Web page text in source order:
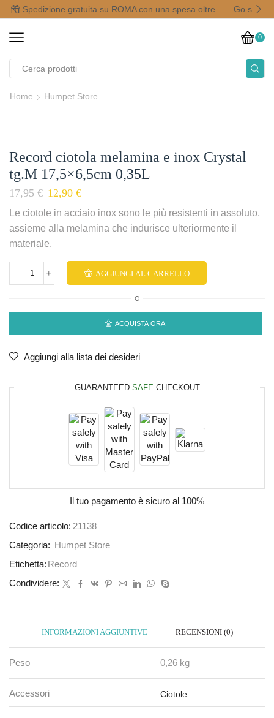
Go shop
0
Home Humpet Store
Record ciotola melamina e inox Crystal
tg.M 17,5×6,5cm 0,35L
17,95€ 12,90 €
Le ciotole in acciaio inox sono le più resistenti in assoluto,
assieme alla melamina che indurisce ulteriormente il
materiale.
AGGIUNGI AL CARRELLO
O
ACQUISTA ORA
Aggiungi alla lista dei desideri
GUARANTEED SAFE CHECKOUT
Il tuo pagamento è sicuro al 100%
Codice articolo: 21138
Categoria:
Humpet Store
Etichetta: Record
Condividere:
INFORMAZIONI AGGIUNTIVE RECENSIONI (0)
Peso 0,26 kg
Accessori Ciotole